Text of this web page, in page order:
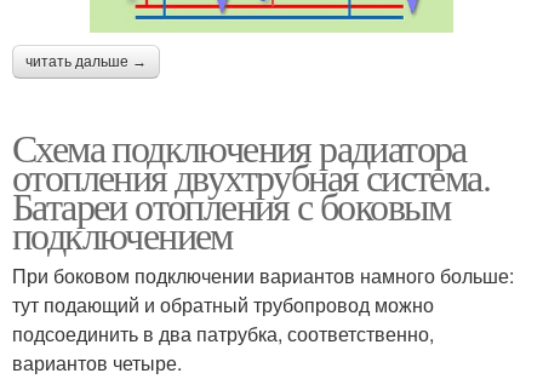
читать дальше →
Схема подключения радиатора
отопления двухтрубная система.
Батареи отопления с боковым
подключением
При боковом подключении вариантов намного больше:
тут подающий и обратный трубопровод можно
подсоединить в два патрубка, соответственно,
вариантов четыре.